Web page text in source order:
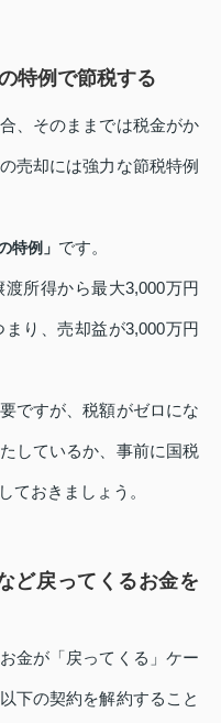
特例で節税する
、そのままでは税金がか
売却には強力な節税特例
特例」 です。
所得から最大3,000万円
り、売却益が3,000万円
ですが、税額がゼロにな
しているか、事前に国税
ておきましょう。
ど戻ってくるお金を
金が「戻ってくる」ケー
下の契約を解約すること